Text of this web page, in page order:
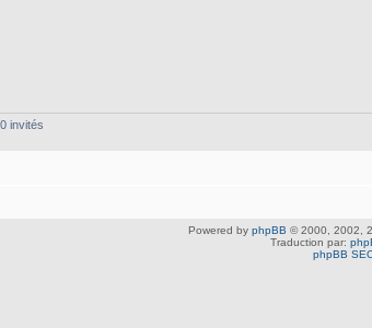
invités
Powered by phpBB © 2000, 2002,
Traduction par:
phpBB